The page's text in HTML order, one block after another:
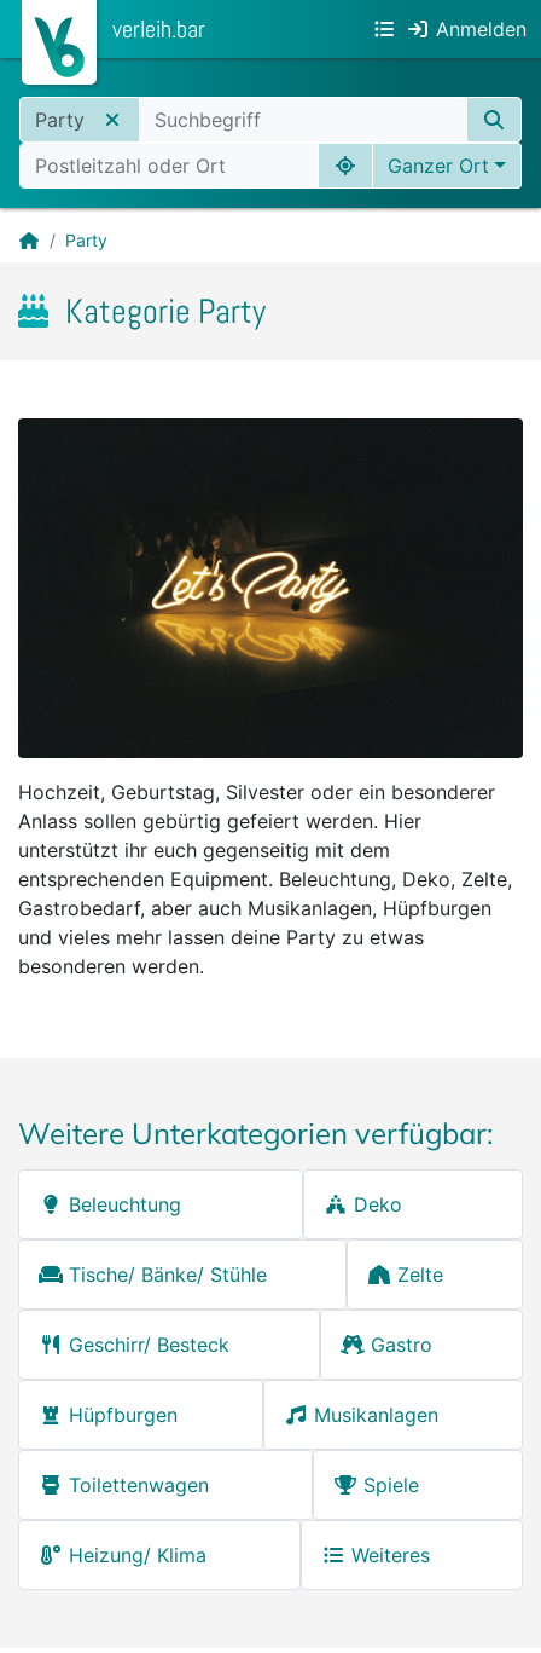
verleih.bar Anmelden
Party
Ganzer Ort
Party
Kategorie Party
Hochzeit, Geburtstag, Silvester oder ein besonderer
Anlass sollen gebürtig gefeiert werden. Hier
unterstützt ihr euch gegenseitig mit dem
entsprechenden Equipment. Beleuchtung, Deko, Zelte,
Gastrobedarf, aber auch Musikanlagen, Hüpfburgen
und vieles mehr lassen deine Party zu etwas
besonderen werden.
Weitere Unterkategorien verfügbar:
Beleuchtung Deko
Tische/ Bänke/ Stühle Zelte
Geschirr/ Besteck Gastro
Hüpfburgen Musikanlagen
Toilettenwagen Spiele
Heizung/ Klima Weiteres